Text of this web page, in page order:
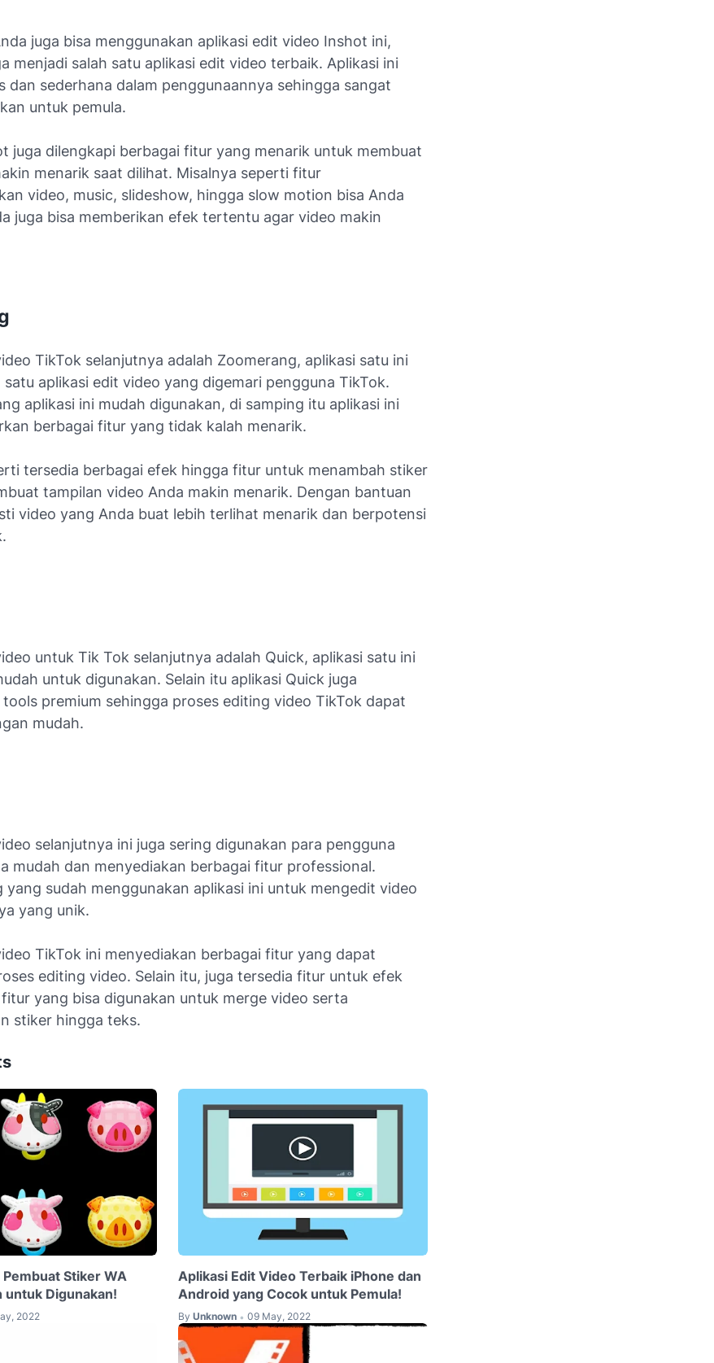
juga bisa menggunakan aplikasi edit video Inshot ini,
menjadi salah satu aplikasi edit video terbaik. Aplikasi ini
dan sederhana dalam penggunaannya sehingga sangat
untuk pemula.
juga dilengkapi berbagai fitur yang menarik untuk membuat
menarik saat dilihat. Misalnya seperti fitur
video, music, slideshow, hingga slow motion bisa Anda
juga bisa memberikan efek tertentu agar video makin
TikTok selanjutnya adalah Zoomerang, aplikasi satu ini
satu aplikasi edit video yang digemari pengguna TikTok.
aplikasi ini mudah digunakan, di samping itu aplikasi ini
berbagai fitur yang tidak kalah menarik.
tersedia berbagai efek hingga fitur untuk menambah stiker
tampilan video Anda makin menarik. Dengan bantuan
video yang Anda buat lebih terlihat menarik dan berpotensi
untuk Tik Tok selanjutnya adalah Quick, aplikasi satu ini
untuk digunakan. Selain itu aplikasi Quick juga
premium sehingga proses editing video TikTok dapat
mudah.
selanjutnya ini juga sering digunakan para pengguna
mudah dan menyediakan berbagai fitur professional.
yang sudah menggunakan aplikasi ini untuk mengedit video
yang unik.
TikTok ini menyediakan berbagai fitur yang dapat
editing video. Selain itu, juga tersedia fitur untuk efek
yang bisa digunakan untuk merge video serta
stiker hingga teks.
Stiker WA
untuk Digunakan!
2022
Aplikasi Edit Video Terbaik iPhone dan
Android yang Cocok untuk Pemula!
By Unknown • 09 May, 2022